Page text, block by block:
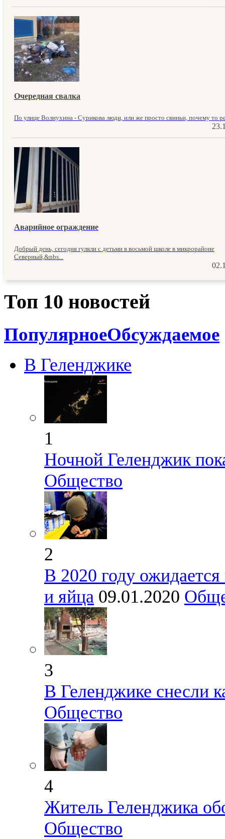
Очередная свалка
По улице Волнухина - Сурикова люди, или же просто свиньи, почему то
Аварийное ограждение
Добрый день, сегодня гуляли с детьми в восьмой школе в микрорайоне
Северный,&nbs...
Топ 10 новостей
ПопулярноеОбсуждаемое
В Геленджике
1
Ночной Геленджик
Общество
2
В 2020 году
и яйца 09.01.2020
3
В Геленджике снесли
Общество
4
Житель Геленджика
Общество